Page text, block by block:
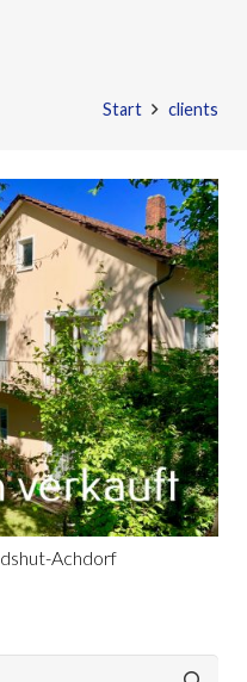
Start clients
Achdorf